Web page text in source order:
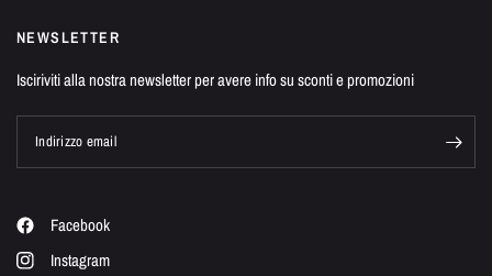
NEWSLETTER
Isciriviti alla nostra newsletter per avere info su sconti e promozioni
Indirizzo email
Facebook
Instagram